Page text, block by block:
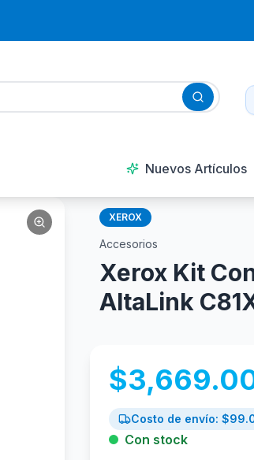
Nuevos Artículos
XEROX
Accesorios
Xerox Kit
AltaLink
$
Costo de envío: $
Con stock